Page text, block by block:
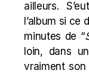
ailleurs.
l’album si ce
minutes de “
loin, dans
vraiment